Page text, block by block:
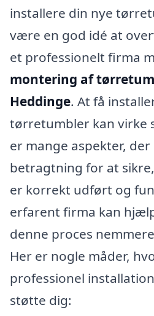
installere din nye
være en god idé at
et professionelt firma
montering af
Heddinge. At få
tørretumbler kan virke
er mange aspekter, der
betragtning for at
er korrekt udført og
erfarent firma kan
denne proces
Her er nogle måder,
professionel
støtte dig: